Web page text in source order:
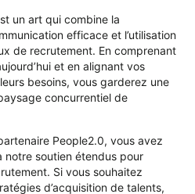
un art qui combine la
efficace et l’utilisation
de recrutement. En comprenant
et en alignant vos
besoins, vous garderez une
concurrentiel de
People2.0, vous avez
notre soutien étendus pour
Si vous souhaitez
d’acquisition de talents,